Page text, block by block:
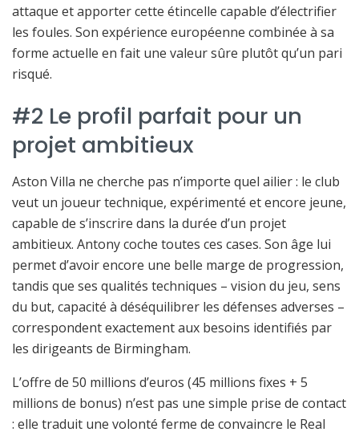
attaque et apporter cette étincelle capable d’électrifier
les foules. Son expérience européenne combinée à sa
forme actuelle en fait une valeur sûre plutôt qu’un pari
risqué.
#2 Le profil parfait pour un
projet ambitieux
Aston Villa ne cherche pas n’importe quel ailier : le club
veut un joueur technique, expérimenté et encore jeune,
capable de s’inscrire dans la durée d’un projet
ambitieux. Antony coche toutes ces cases. Son âge lui
permet d’avoir encore une belle marge de progression,
tandis que ses qualités techniques – vision du jeu, sens
du but, capacité à déséquilibrer les défenses adverses –
correspondent exactement aux besoins identifiés par
les dirigeants de Birmingham.
L’offre de 50 millions d’euros (45 millions fixes + 5
millions de bonus) n’est pas une simple prise de contact
: elle traduit une volonté ferme de convaincre le Real